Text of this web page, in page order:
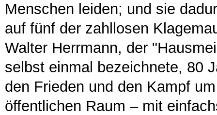
Menschen leiden; und sie
auf fünf der zahllosen
Walter Herrmann, der
selbst einmal bezeichnete, 80
den Frieden und den Kampf
öffentlichen Raum – mit